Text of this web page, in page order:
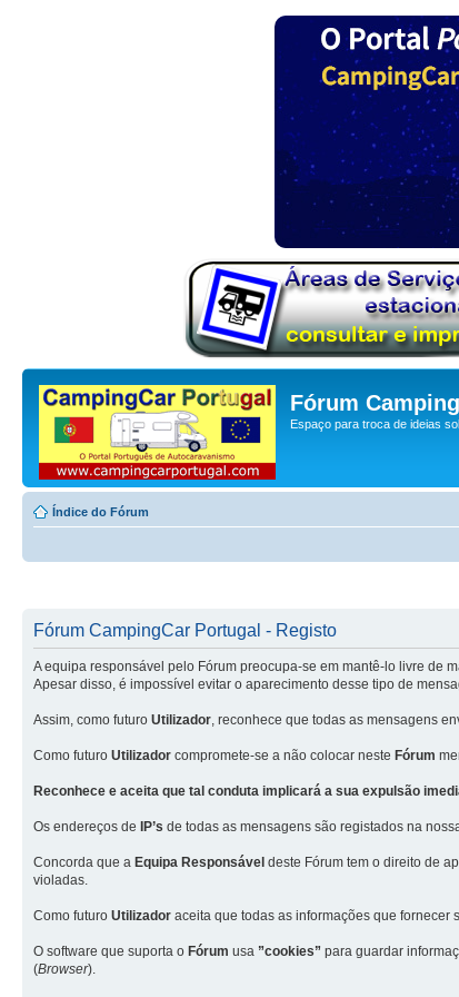
Fórum
Espaço para troca de ideias
Índice do Fórum
Fórum CampingCar Portugal - Registo
A equipa responsável pelo Fórum preocupa-se em mantê-lo livre de
Apesar disso, é impossível evitar o aparecimento desse tipo de
Assim, como futuro Utilizador , reconhece que todas as mensagens
Como futuro Utilizador compromete-se a não colocar neste Fórum
Reconhece e aceita que tal conduta implicará a sua expulsão
Os endereços de IP’s de todas as mensagens são registados na
Concorda que a Equipa Responsável deste Fórum tem o direito de
violadas.
Como futuro Utilizador aceita que todas as informações que fornecer
O software que suporta o Fórum usa ”cookies” para guardar
(Browser).